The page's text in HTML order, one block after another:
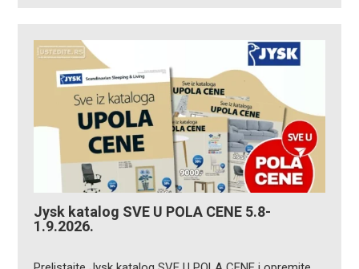
Jysk katalog SVE U POLA CENE 5.8-
1.9.2026.